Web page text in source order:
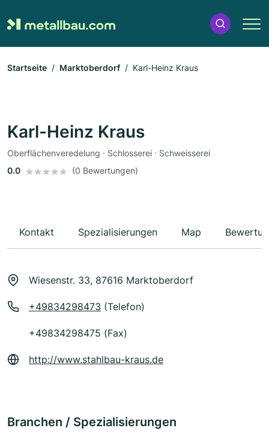
Startseite Marktoberdorf Karl-Heinz Kraus
Karl-Heinz Kraus
Oberflächenveredelung · Schlosserei · Schweisserei
0.0
(0 Bewertungen)
Kontakt Spezialisierungen Map
Wiesenstr. 33, 87616 Marktoberdorf
+49834298473 (Telefon)
+49834298475 (Fax)
http://www.stahlbau-kraus.de
Branchen / Spezialisierungen